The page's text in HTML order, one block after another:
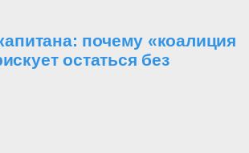
почему «коалиция
остаться без